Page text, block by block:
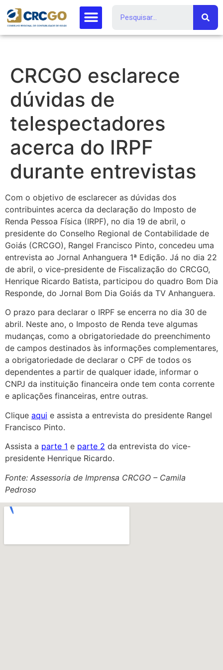
CRCGO esclarece
dúvidas de
telespectadores
acerca do IRPF
durante entrevistas
Com o objetivo de esclarecer as dúvidas dos
contribuintes acerca da declaração do Imposto de
Renda Pessoa Física (IRPF), no dia 19 de abril, o
presidente do Conselho Regional de Contabilidade de
Goiás (CRCGO), Rangel Francisco Pinto, concedeu uma
entrevista ao Jornal Anhanguera 1ª Edição. Já no dia 22
de abril, o vice-presidente de Fiscalização do CRCGO,
Henrique Ricardo Batista, participou do quadro Bom Dia
Responde, do Jornal Bom Dia Goiás da TV Anhanguera.
O prazo para declarar o IRPF se encerra no dia 30 de
abril. Neste ano, o Imposto de Renda teve algumas
mudanças, como a obrigatoriedade do preenchimento
de campos destinados às informações complementares,
a obrigatoriedade de declarar o CPF de todos os
dependentes a partir de qualquer idade, informar o
CNPJ da instituição financeira onde tem conta corrente
e aplicações financeiras, entre outras.
Clique aqui e assista a entrevista do presidente Rangel
Francisco Pinto.
Assista a parte 1 e parte 2 da entrevista do vice-
presidente Henrique Ricardo.
Fonte: Assessoria de Imprensa CRCGO – Camila
Pedroso